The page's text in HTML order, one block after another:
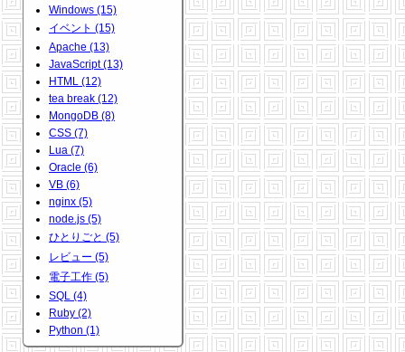
Windows (15)
イベント (15)
Apache (13)
JavaScript (13)
HTML (12)
tea break (12)
MongoDB (8)
CSS (7)
Lua (7)
Oracle (6)
VB (6)
nginx (5)
node.js (5)
ひとりごと (5)
レビュー (5)
電子工作 (5)
SQL (4)
Ruby (2)
Python (1)